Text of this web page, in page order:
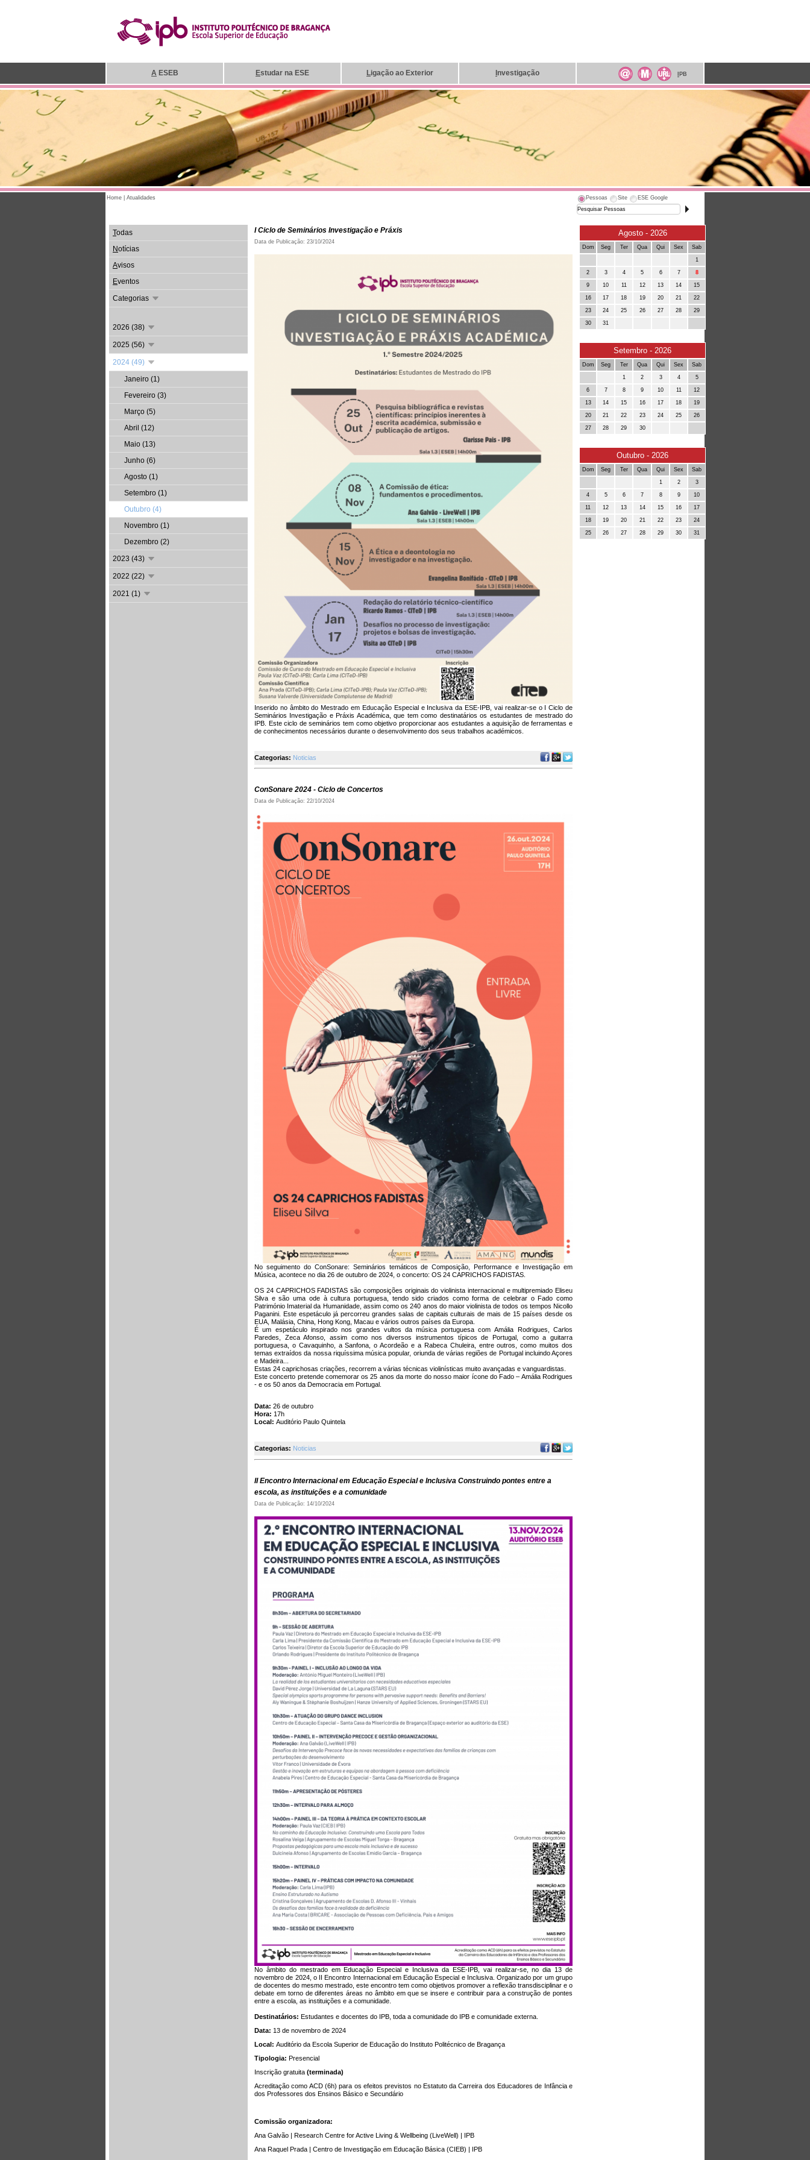
A ESEB Estudar na ESE Ligação ao Exterior nvestigação PB
Home Atualidades Pessoas Site ESE Google
Todas
Notícias
Avisos
Eventos
Categorias
2026 (38)
2025 (56)
2024 (49)
Janeiro (1)
Fevereiro (3)
Março (5)
Abril (12)
Maio (13)
Junho (6)
Agosto (1)
Setembro (1)
Outubro (4)
Novembro (1)
Dezembro (2)
2023 (43)
2022 (22)
2021 (1)
I Ciclo de Seminários Investigação e Práxis
Data de Publicação: 23/10/2024
Inserido no âmbito do Mestrado em Educação Especial e Inclusiva da ESE-IPB, vai realizar-se o I Ciclo de
Seminários Investigação e Práxis Académica, que tem como destinatários os estudantes de mestrado do
IPB. Este ciclo de seminários tem como objetivo proporcionar aos estudantes a aquisição de ferramentas e
de conhecimentos necessários durante o desenvolvimento dos seus trabalhos académicos.
Categorias: Noticias
ConSonare 2024 - Ciclo de Concertos
Data de Publicação: 22/10/2024
No seguimento do ConSonare: Seminários temáticos de Composição, Performance e Investigação em
Música, acontece no dia 26 de outubro de 2024, o concerto: OS 24 CAPRICHOS FADISTAS.
OS 24 CAPRICHOS FADISTAS são composições originais do violinista internacional e multipremiado Eliseu
Silva e são uma ode à cultura portuguesa, tendo sido criados como forma de celebrar o Fado como
Património Imaterial da Humanidade, assim como os 240 anos do maior violinista de todos os tempos Nicollo
Paganini. Este espetáculo já percorreu grandes salas de capitais culturais de mais de 15 países desde os
EUA, Malásia, China, Hong Kong, Macau e vários outros países da Europa.
É um espetáculo inspirado nos grandes vultos da música portuguesa com Amália Rodrigues, Carlos
Paredes, Zeca Afonso, assim como nos diversos instrumentos típicos de Portugal, como a guitarra
portuguesa, o Cavaquinho, a Sanfona, o Acordeão e a Rabeca Chuleira, entre outros, como muitos dos
temas extraídos da nossa riquíssima música popular, oriunda de várias regiões de Portugal incluindo Açores
e Madeira...
Estas 24 caprichosas criações, recorrem a várias técnicas violinísticas muito avançadas e vanguardistas.
Este concerto pretende comemorar os 25 anos da morte do nosso maior ícone do Fado – Amália Rodrigues
- e os 50 anos da Democracia em Portugal.
Data: 26 de outubro
Hora: 17h
Local: Auditório Paulo Quintela
Categorias: Noticias
II Encontro Internacional em Educação Especial e Inclusiva Construindo pontes entre a
escola, as instituições e a comunidade
Data de Publicação: 14/10/2024
No âmbito do mestrado em Educação Especial e Inclusiva da ESE-IPB, vai realizar-se, no dia 13 de
novembro de 2024, o II Encontro Internacional em Educação Especial e Inclusiva. Organizado por um grupo
de docentes do mesmo mestrado, este encontro tem como objetivos promover a reflexão transdisciplinar e o
debate em torno de diferentes áreas no âmbito em que se insere e contribuir para a construção de pontes
entre a escola, as instituições e a comunidade.
Destinatários: Estudantes e docentes do IPB, toda a comunidade do IPB e comunidade externa.
Data: 13 de novembro de 2024
Local: Auditório da Escola Superior de Educação do Instituto Politécnico de Bragança
Tipologia: Presencial
Inscrição gratuita (terminada)
Acreditação como ACD (6h) para os efeitos previstos no Estatuto da Carreira dos Educadores de Infância e
dos Professores dos Ensinos Básico e Secundário
Comissão organizadora:
Ana Galvão | Research Centre for Active Living & Wellbeing (LiveWell) | IPB
Ana Raquel Prada | Centro de Investigação em Educação Básica (CIEB) | IPB
Agosto - 2026
Dom Seg Ter Qua Qui Sex Sab
1
2 3 4 5 6 7 8
9 10 11 12 13 14 15
16 17 18 19 20 21 22
23 24 25 26 27 28 29
30 31
Setembro - 2026
Dom Seg Ter Qua Qui Sex Sab
1 2 3 4 5
6 7 8 9 10 11 12
13 14 15 16 17 18 19
20 21 22 23 24 25 26
27 28 29 30
Outubro - 2026
Dom Seg Ter Qua Qui Sex Sab
1 2 3
4 5 6 7 8 9 10
11 12 13 14 15 16 17
18 19 20 21 22 23 24
25 26 27 28 29 30 31